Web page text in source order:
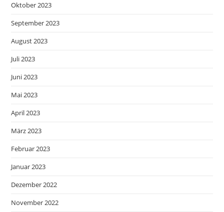
Oktober 2023
September 2023
August 2023
Juli 2023
Juni 2023
Mai 2023
April 2023
März 2023
Februar 2023
Januar 2023
Dezember 2022
November 2022